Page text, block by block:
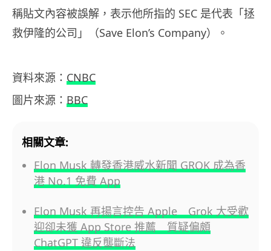
稱貼文內容被誤解，表示他所指的 SEC 是代表「拯
救伊隆的公司」（Save Elon’s Company）。
資料來源： CNBC
圖片來源： BBC
相關文章:
Elon Musk 轉發香港威水新聞 GROK 成為香
港 No.1 免費 App
Elon Musk 再揚言控告 Apple Grok 大受歡
迎卻未獲 App Store 推薦 質疑偏頗
ChatGPT 違反壟斷法